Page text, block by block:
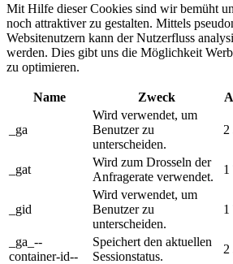
Mit Hilfe dieser Cookies sind wir bemüht
noch attraktiver zu gestalten. Mittels
Websitenutzern kann der Nutzerfluss
werden. Dies gibt uns die Möglichkeit
zu optimieren.
Name Zweck
_ga
Wird verwendet, um
Benutzer zu
unterscheiden.
2
_gat
Wird zum Drosseln der
Anfragerate verwendet.
1
_gid
Wird verwendet, um
Benutzer zu
unterscheiden.
1
_ga_--
container-id--
Speichert den aktuellen
Sessionstatus.
2